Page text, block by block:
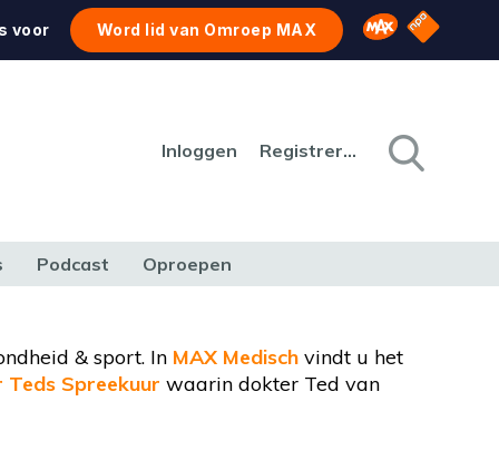
voor Word lid van Omroep MAX Omroep MAX
NPO
Inloggen Registreren
Podcast Oproepen
& sport. In MAX Medisch vindt u het
Teds Spreekuur waarin dokter Ted van